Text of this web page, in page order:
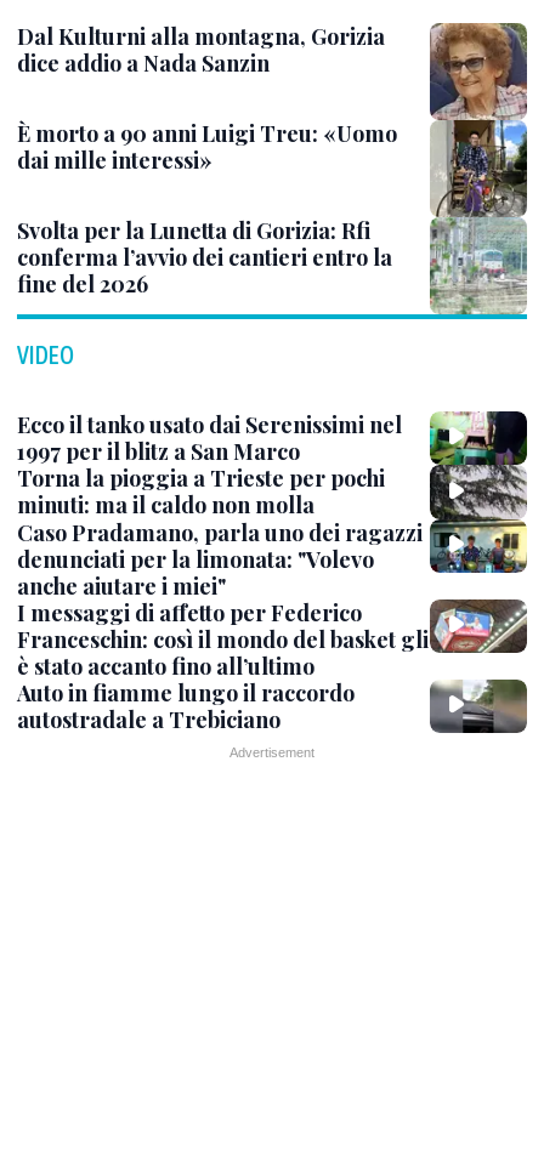
Dal Kulturni alla montagna, Gorizia
dice addio a Nada Sanzin
È morto a 90 anni Luigi Treu: «Uomo
dai mille interessi»
Svolta per la Lunetta di Gorizia: Rfi
conferma l’avvio dei cantieri entro la
fine del 2026
VIDEO
Ecco il tanko usato dai Serenissimi nel
1997 per il blitz a San Marco
Torna la pioggia a Trieste per pochi
minuti: ma il caldo non molla
Caso Pradamano, parla uno dei ragazzi
denunciati per la limonata: "Volevo
anche aiutare i miei"
I messaggi di affetto per Federico
Franceschin: così il mondo del basket gli
è stato accanto fino all’ultimo
Auto in fiamme lungo il raccordo
autostradale a Trebiciano